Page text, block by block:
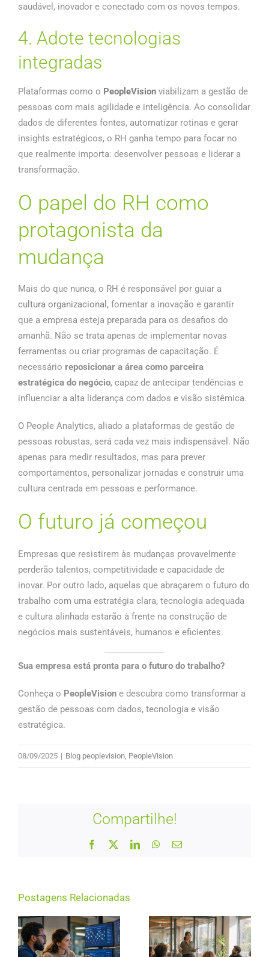
saudável, inovador e conectado com os novos tempos.
4. Adote tecnologias
integradas
Plataformas como o PeopleVision viabilizam a gestão de
pessoas com mais agilidade e inteligência. Ao consolidar
dados de diferentes fontes, automatizar rotinas e gerar
insights estratégicos, o RH ganha tempo para focar no
que realmente importa: desenvolver pessoas e liderar a
transformação.
O papel do RH como
protagonista da
mudança
Mais do que nunca, o RH é responsável por guiar a
cultura organizacional , fomentar a inovação e garantir
que a empresa esteja preparada para os desafios do
amanhã. Não se trata apenas de implementar novas
ferramentas ou criar programas de capacitação. É
necessário reposicionar a área como parceira
estratégica do negócio, capaz de antecipar tendências e
influenciar a alta liderança com dados e visão sistêmica.
O People Analytics, aliado a plataformas de gestão de
pessoas robustas, será cada vez mais indispensável. Não
apenas para medir resultados, mas para prever
comportamentos, personalizar jornadas e construir uma
cultura centrada em pessoas e performance.
O futuro já começou
Empresas que resistirem às mudanças provavelmente
perderão talentos, competitividade e capacidade de
inovar. Por outro lado, aquelas que abraçarem o futuro do
trabalho com uma estratégia clara, tecnologia adequada
e cultura alinhada estarão à frente na construção de
negócios mais sustentáveis, humanos e eficientes.
Sua empresa está pronta para o futuro do trabalho?
Conheça o PeopleVision e descubra como transformar a
gestão de pessoas com dados, tecnologia e visão
estratégica.
08/09/2025 | Blog peoplevision PeopleVision
Compartilhe!
Facebook LinkedInWhatsApp
E-
Postagens Relacionadas